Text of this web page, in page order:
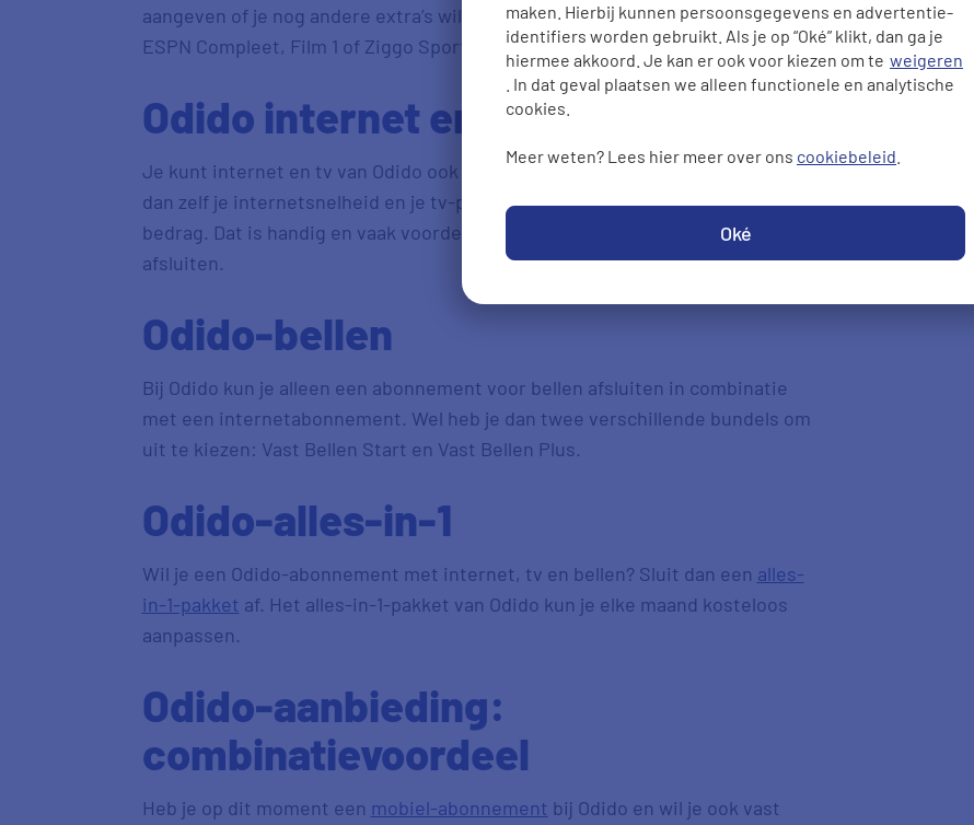
maken. Hierbij kunnen persoonsgegevens en advertentie-
identifiers worden gebruikt. Als je op “Oké” klikt, dan ga je
hiermee akkoord. Je kan er ook voor kiezen om te weigeren
. In dat geval plaatsen we alleen functionele en analytische
cookies.
Meer weten? Lees hier meer over ons cookiebeleid
Oké
aangeven of je nog andere extra’s wil toevoegen aan je tv-abonnement, zoals
ESPN Compleet, Film 1 of Ziggo Sport Totaal.
Odido internet en tv
Je kunt internet en tv van Odido ook combineren in één abonnement. Je kiest
dan zelf je internetsnelheid en je tv-pakket, en betaalt één maandelijks
bedrag. Dat is handig en vaak voordeliger dan beide losse diensten apart
afsluiten.
Odido-bellen
Bij Odido kun je alleen een abonnement voor bellen afsluiten in combinatie
met een internetabonnement. Wel heb je dan twee verschillende bundels om
uit te kiezen: Vast Bellen Start en Vast Bellen Plus.
Odido-alles-in-1
Wil je een Odido-abonnement met internet, tv en bellen? Sluit dan een alles-
in-1-pakket af. Het alles-in-1-pakket van Odido kun je elke maand kosteloos
aanpassen.
Odido-aanbieding:
combinatievoordeel
Heb je op dit moment een mobiel-abonnement bij Odido en wil je ook vast